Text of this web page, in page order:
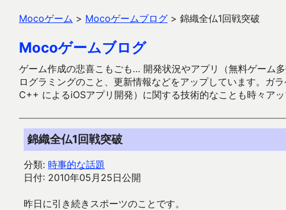
Mocoゲーム > Mocoゲームブログ > 錦織全仏1回戦突破
Mocoゲームブログ
ゲーム作成の悲喜こもごも… 開発状況やアプリ（無料ゲーム
ログラミングのこと、更新情報などをアップしています。
C++ によるiOSアプリ開発）に関する技術的なことも時々アッ
錦織全仏1回戦突破
分類: 時事的な話題
日付: 2010年05月25日公開
昨日に引き続きスポーツのことです。